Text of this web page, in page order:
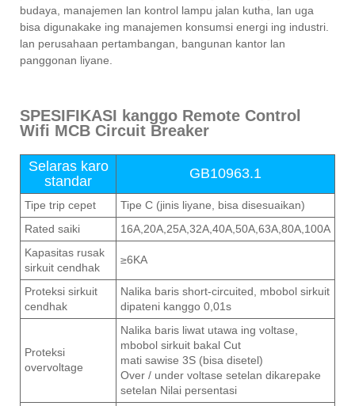
budaya, manajemen lan kontrol lampu jalan kutha, lan uga
bisa digunakake ing manajemen konsumsi energi ing industri.
lan perusahaan pertambangan, bangunan kantor lan
panggonan liyane.
SPESIFIKASI kanggo Remote Control
Wifi MCB Circuit Breaker
Selaras karo
standar
GB10963.1
Tipe trip cepet
Tipe C (jinis liyane, bisa disesuaikan)
Rated saiki
16A,20A,25A,32A,40A,50A,63A,80A,100A
Kapasitas rusak
sirkuit cendhak
≥6KA
Proteksi sirkuit
cendhak
Nalika baris short-circuited, mbobol sirkuit
dipateni kanggo 0,01s
Proteksi
overvoltage
Nalika baris liwat utawa ing voltase,
mbobol sirkuit bakal Cut
mati sawise 3S (bisa disetel)
Over / under voltase setelan dikarepake
setelan Nilai persentasi